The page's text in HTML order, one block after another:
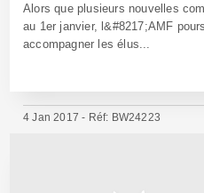
Alors que plusieurs nouvelles
au 1er janvier, l&#8217;AMF
accompagner les élus...
4 Jan 2017 - Réf: BW24223